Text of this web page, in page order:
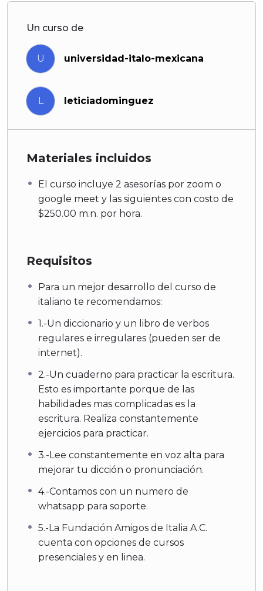
Un curso de
U universidad-italo-mexicana
L leticiadominguez
Materiales incluidos
El curso incluye 2 asesorías por zoom o
google meet y las siguientes con costo de
$250.00 m.n. por hora.
Requisitos
Para un mejor desarrollo del curso de
italiano te recomendamos:
1.-Un diccionario y un libro de verbos
regulares e irregulares (pueden ser de
internet).
2.-Un cuaderno para practicar la escritura.
Esto es importante porque de las
habilidades mas complicadas es la
escritura. Realiza constantemente
ejercicios para practicar.
3.-Lee constantemente en voz alta para
mejorar tu dicción o pronunciación.
4.-Contamos con un numero de
whatsapp para soporte.
5.-La Fundación Amigos de Italia A.C.
cuenta con opciones de cursos
presenciales y en linea.